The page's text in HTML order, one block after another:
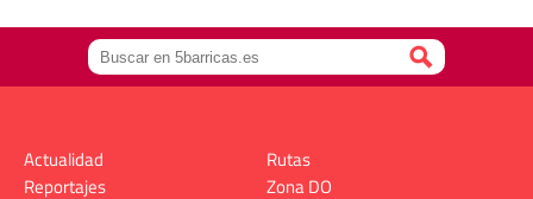
Actualidad
Reportajes
Rutas
Zona DO